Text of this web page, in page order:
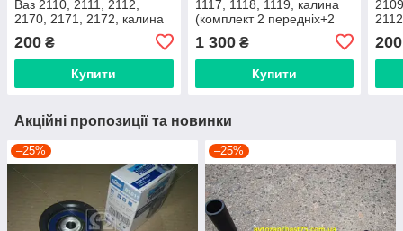
Ваз 2110, 2111, 2112,
2170, 2171, 2172, калина
клапанні (виробник
Дорожня карта)
200 ₴
Купити
1117, 1118, 1119, калина
(комплект 2 передніх+2
1 300₴
Купити
200
Акційні пропозиції та новинки
–25% –25%